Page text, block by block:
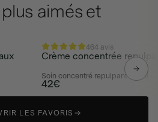
aimés et
MEILLEURE VENTE
464 avis
Crème concentrée
Soin concentré repulpant 50 ml -
42€
LES FAVORIS